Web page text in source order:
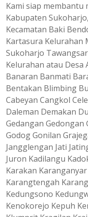
Kami siap membantu
Kabupaten
Kecamatan Baki
Kartasura
Sukoharjo
Kelurahan atau Desa
Banaran Banmati
Bentakan Blimbing
Cabeyan Cangkol
Daleman Demakan
Gedangan Gedongan
Godog Gonilan
Jangglengan Jati
Juron Kadilangu
Karakan
Karangtengah
Kedungsono
Kenokorejo Kepuh